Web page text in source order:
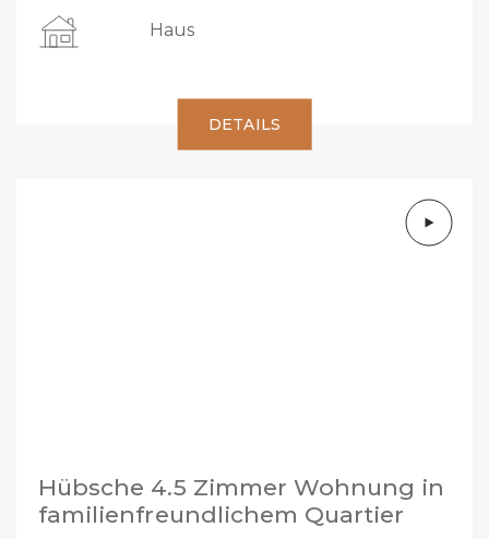
Haus
DETAILS
Hübsche 4.5 Zimmer Wohnung in
familienfreundlichem Quartier